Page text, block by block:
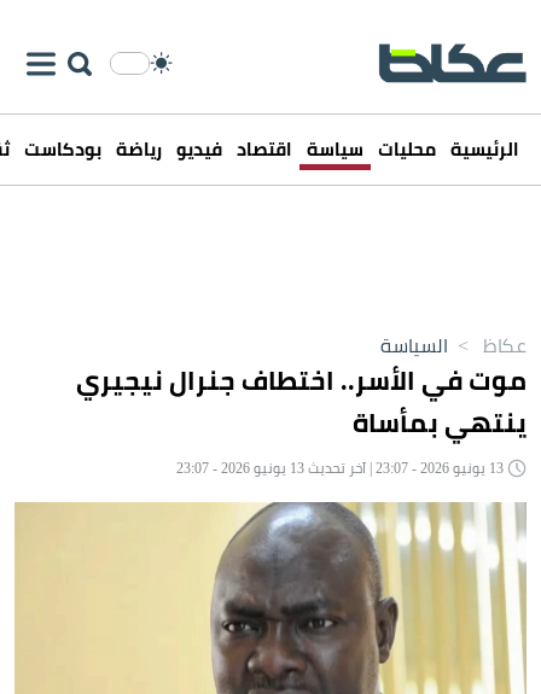
الرئيسية محليات سياسة اقتصاد فيديو رياضة بودكاست
عكاظ > السياسة
موت في الأسر.. اختطاف جنرال نيجيري
ينتهي بمأساة